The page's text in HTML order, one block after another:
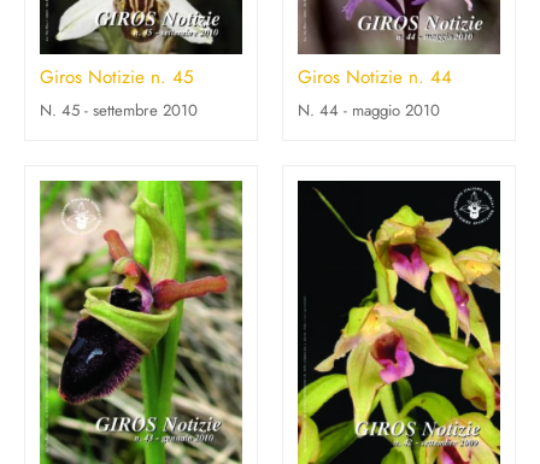
Giros Notizie n. 45
N. 45 - settembre 2010
Giros Notizie n. 44
N. 44 - maggio 2010